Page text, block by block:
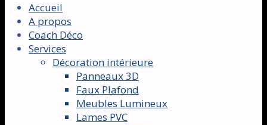
Accueil
A propos
Coach Déco
Services
Décoration intérieure
Panneaux 3D
Faux Plafond
Meubles Lumineux
Lames PVC